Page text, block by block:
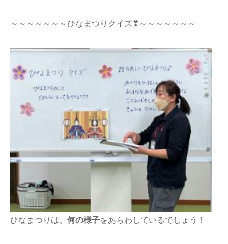
～～～～～～～ひなまつりクイズ❣～～～～～～～
ひなまつりは、 何の様子をあらわしているでしょう！